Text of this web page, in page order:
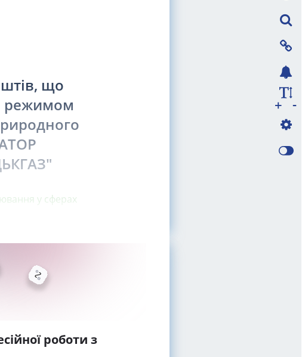
що
режимом
у сферах
роботи з
-
+